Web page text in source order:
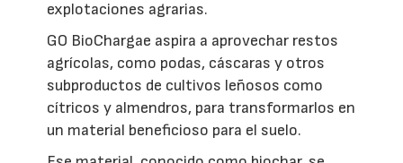
explotaciones agrarias.
GO BioChargae aspira a aprovechar restos
agrícolas, como podas, cáscaras y otros
subproductos de cultivos leñosos como
cítricos y almendros, para transformarlos en
un material beneficioso para el suelo.